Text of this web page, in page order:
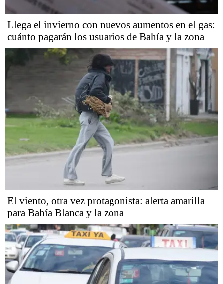
Llega el invierno con nuevos aumentos en el gas:
cuánto pagarán los usuarios de Bahía y la zona
El viento, otra vez protagonista: alerta amarilla
para Bahía Blanca y la zona